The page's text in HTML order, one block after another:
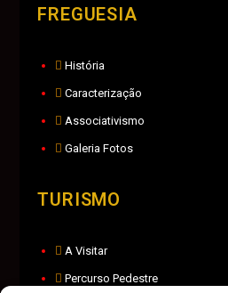
FREGUESIA
História
Caracterização
Associativismo
Galeria Fotos
TURISMO
A Visitar
Percurso Pedestre